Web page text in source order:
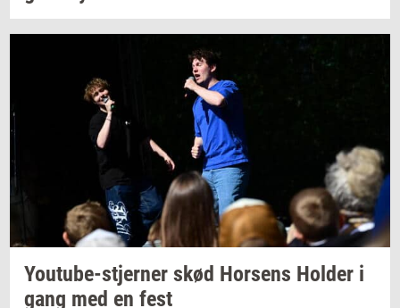
Youtube-​stjerner skød Hor­sens Hol­der i
gang med en fest